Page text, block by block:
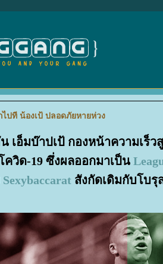
ปที น้องเป้ ปลอดภัยหายห่วง
เอ็มบ๊าปเป้ กองหน้าความเร็ว
ควิด-19 ซึ่งผลออกมาเป็น
Sexybaccarat สังกัดเดิมกับโบ